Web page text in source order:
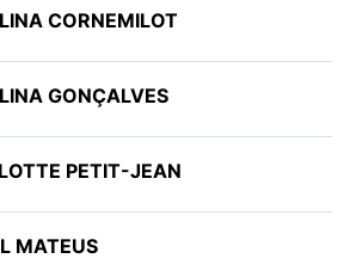
CORNEMILOT
GONÇALVES
PETIT-JEAN
MATEUS